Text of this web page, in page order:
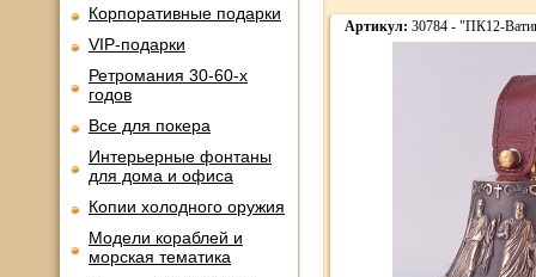
Корпоративные подарки
VIP-подарки
Ретромания 30-60-х
годов
Все для покера
Интерьерные фонтаны
для дома и офиса
Копии холодного оружия
Модели кораблей и
морская тематика
Артикул: 30784 - "ПК12-